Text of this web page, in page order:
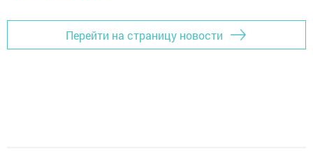
Перейти на страницу новости